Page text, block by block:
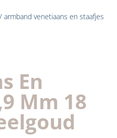
/ armband venetiaans en staafjes
En
Mm 18